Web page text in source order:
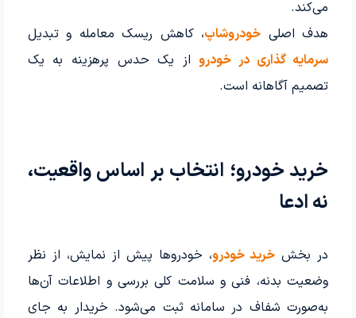
می‌کند.
هدف اصلی خودروشاپ، کاهش ریسک معامله و تبدیل
سرمایه گذاری در خودرواز یک حدس پرهزینه به یک
تصمیم آگاهانه است.
خرید خودرو؛ انتخاب بر اساس واقعیت،
نه ادعا
در بخش خرید خودرو، خودروها پیش از نمایش، از نظر
وضعیت بدنه، فنی و سلامت کلی بررسی و اطلاعات آن‌ها
به‌صورت شفاف در سامانه ثبت می‌شود. خریدار به جای